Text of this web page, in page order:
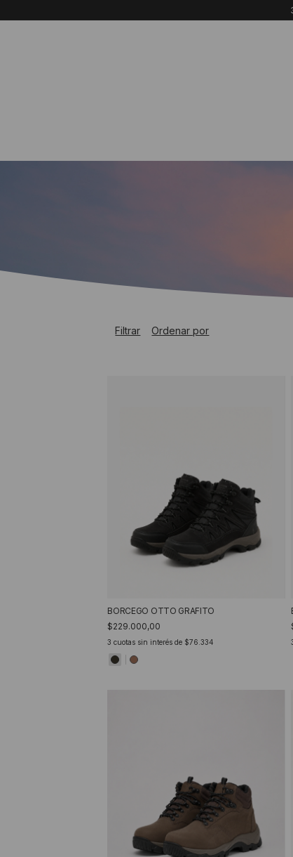
Filtrar Ordenar por
BORCEGO OTTO GRAFITO
$229.000,00
3 cuotas sin interés de $76.334